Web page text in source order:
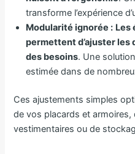
transforme l’expérience
Modularité ignorée : Les
permettent d’ajuster les
des besoins. Une
estimée dans de
Ces ajustements simples
de vos placards et armoires,
vestimentaires ou de